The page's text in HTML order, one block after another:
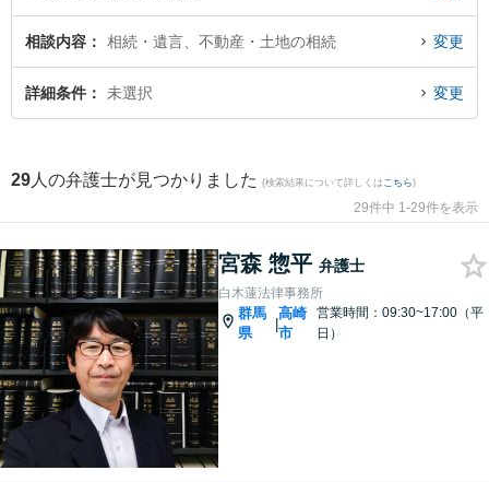
トラブルを今すぐに弁護士に相談したい』『不動産・土地の相続のトラブル解
決の実績豊富な近くの弁護士を検索したい』『初回相談無料で不動産・土地の
相続を法律相談できる高崎市内の弁護士に相談予約したい』などでお困りの相
相談内容 相続・遺言、不動産・土地の相続 変更
詳細条件 未選択 変更
29 人の弁護士が見つかりました (検索結果について詳しくは こちら)
29件中 1-29件を表示
宮森 惣平 弁護士
白木蓮法律事務所
群馬
県
|
高崎
市
営業時間：09:30~17:00（平
日）